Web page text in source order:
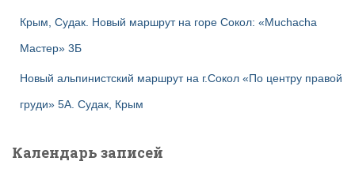
Крым, Судак. Новый маршрут на горе Сокол: «Muchacha
Мастер» 3Б
Новый альпинистский маршрут на г.Сокол «По центру правой
груди» 5А. Судак, Крым
Календарь записей